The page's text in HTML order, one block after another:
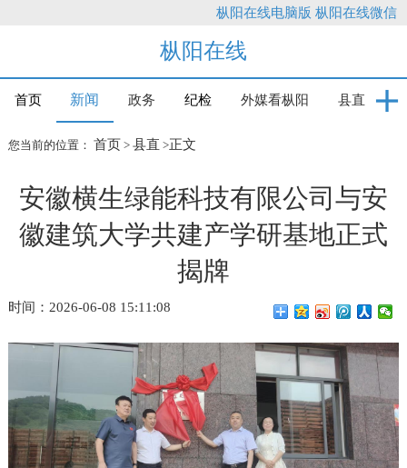
枞阳在线电脑版 枞阳在线微信
枞阳在线
首页 新闻 政务 纪检 外媒看枞阳 县直
您当前的位置： 首页 > 县直 >正文
安徽横生绿能科技有限公司与安
徽建筑大学共建产学研基地正式
揭牌
时间：2026-06-08 15:11:08